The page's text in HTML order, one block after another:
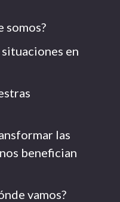
somos?
en
las
benefician
vamos?